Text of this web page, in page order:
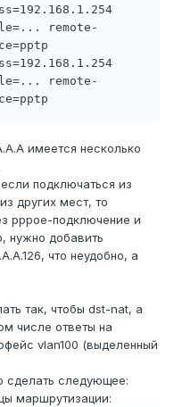
remote-
remote-
имеется несколько
подключаться из
других мест, то
pppoe-подключение и
нужно добавить
что неудобно, а
так, чтобы dst-nat, а
числе ответы на
vlan100 (выделенный
сделать следующее:
маршрутизации: